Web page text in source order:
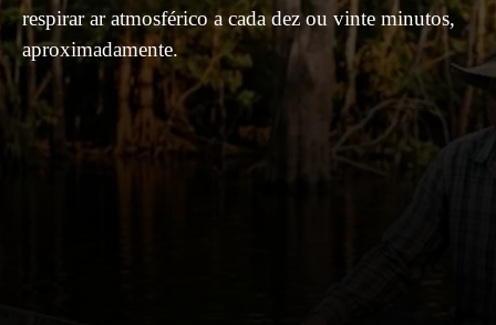
respirar ar atmosférico a cada dez ou vinte minutos,
aproximadamente.